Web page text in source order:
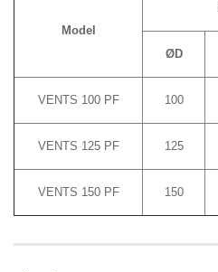
Model
ØD
VENTS 100 PF 100
VENTS 125 PF 125
VENTS 150 PF 150